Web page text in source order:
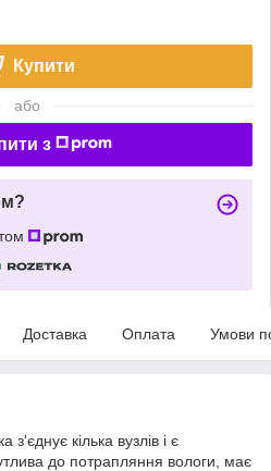
Купити
або
з
Доставка Оплата Умови
кілька вузлів і є
до потрапляння вологи, має